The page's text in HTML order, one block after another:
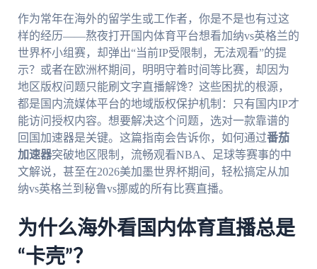
作为常年在海外的留学生或工作者，你是不是也有过这
样的经历——熬夜打开国内体育平台想看加纳vs英格兰的
世界杯小组赛，却弹出“当前IP受限制，无法观看”的提
示？或者在欧洲杯期间，明明守着时间等比赛，却因为
地区版权问题只能刷文字直播解馋？这些困扰的根源，
都是国内流媒体平台的地域版权保护机制：只有国内IP才
能访问授权内容。想要解决这个问题，选对一款靠谱的
回国加速器是关键。这篇指南会告诉你，如何通过番茄
加速器突破地区限制，流畅观看NBA、足球等赛事的中
文解说，甚至在2026美加墨世界杯期间，轻松搞定从加
纳vs英格兰到秘鲁vs挪威的所有比赛直播。
为什么海外看国内体育直播总是
“卡壳”？